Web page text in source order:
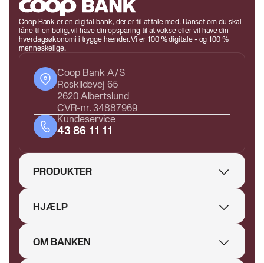
Coop Bank er en digital bank, der er til at tale med. Uanset om du skal
låne til en bolig, vil have din opsparing til at vokse eller vil have din
hverdagsøkonomi i trygge hænder. Vi er 100 % digitale - og 100 %
menneskelige.
Coop Bank A/S
Roskildevej 65
2620 Albertslund
CVR-nr. 34887969
Kundeservice
43 86 11 11
PRODUKTER
HJÆLP
OM BANKEN